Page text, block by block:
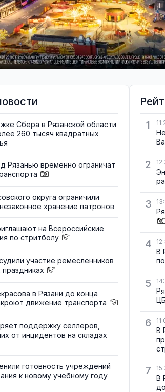
Сбера в Рязанской области
260 тысяч квадратных
Рязанью временно ограничат
округа ограничили
хранение патронов
на Всероссийские
по стритболу
участие ремесленников
в Рязани до конца
движение транспорта
поддержку селлеров,
от инцидентов на складах
готовность учреждений
к новому учебному году
1
2
3
4
В
5
6
В
7
В